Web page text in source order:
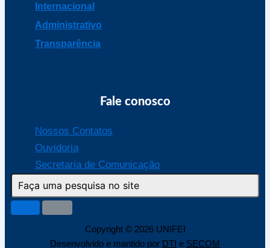
Internacional
Administrativo
Transparência
Fale conosco
Nossos Contatos
Ouvidoria
Secretaria de Comunicação
Copyright © 2026 UNIFEI
Desenvolvido e mantido por DTI e SECOM